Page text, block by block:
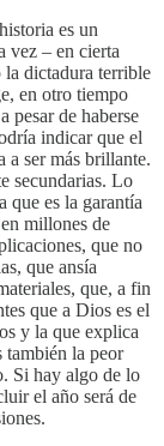
es un
vez – en cierta
la dictadura terrible
en otro tiempo
pesar de haberse
indicar que el
a ser más brillante.
secundarias. Lo
que es la garantía
millones de
que no
que ansía
que, a fin
que a Dios es el
y la que explica
también la peor
Si hay algo de lo
el año será de